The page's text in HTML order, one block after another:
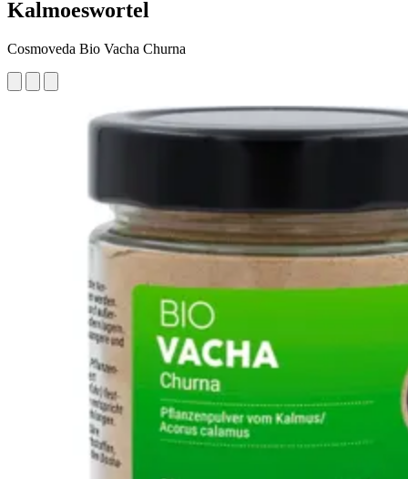
Kalmoeswortel
Cosmoveda Bio Vacha Churna